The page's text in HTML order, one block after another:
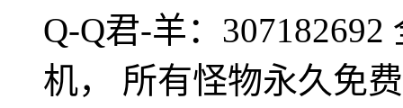
Q-Q君-羊：
机， 所有怪物永久免